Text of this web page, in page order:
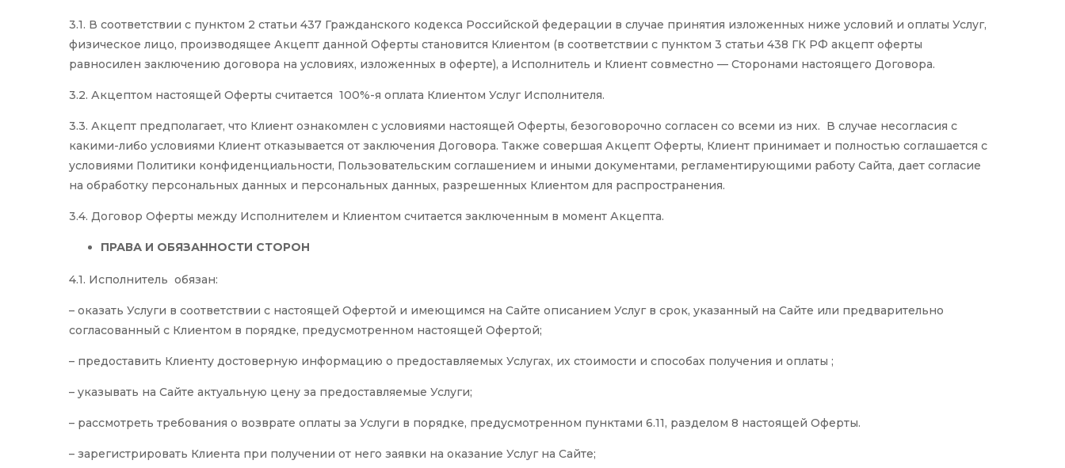
3.1. В соответствии с пунктом 2 статьи 437 Гражданского кодекса Российской федерации в случае принятия изложенных ниже условий и оплаты Услуг,
физическое лицо, производящее Акцепт данной Оферты становится Клиентом (в соответствии с пунктом 3 статьи 438 ГК РФ акцепт оферты
равносилен заключению договора на условиях, изложенных в оферте), а Исполнитель и Клиент совместно — Сторонами настоящего Договора.
3.2. Акцептом настоящей Оферты считается 100%-я оплата Клиентом Услуг Исполнителя.
3.3. Акцепт предполагает, что Клиент ознакомлен с условиями настоящей Оферты, безоговорочно согласен со всеми из них. В случае несогласия с
какими-либо условиями Клиент отказывается от заключения Договора. Также совершая Акцепт Оферты, Клиент принимает и полностью соглашается с
условиями Политики конфиденциальности, Пользовательским соглашением и иными документами, регламентирующими работу Сайта, дает согласие
на обработку персональных данных и персональных данных, разрешенных Клиентом для распространения.
3.4. Договор Оферты между Исполнителем и Клиентом считается заключенным в момент Акцепта.
ПРАВА И ОБЯЗАННОСТИ СТОРОН
4.1. Исполнитель обязан:
– оказать Услуги в соответствии с настоящей Офертой и имеющимся на Сайте описанием Услуг в срок, указанный на Сайте или предварительно
согласованный с Клиентом в порядке, предусмотренном настоящей Офертой;
– предоставить Клиенту достоверную информацию о предоставляемых Услугах, их стоимости и способах получения и оплаты ;
– указывать на Сайте актуальную цену за предоставляемые Услуги;
– рассмотреть требования о возврате оплаты за Услуги в порядке, предусмотренном пунктами 6.11, разделом 8 настоящей Оферты.
– зарегистрировать Клиента при получении от него заявки на оказание Услуг на Сайте;